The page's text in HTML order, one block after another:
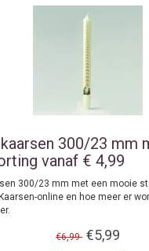
300/23 mm
vanaf € 4,99
300/23 mm met een mooie
online en hoe meer er
€6,99 €5,99